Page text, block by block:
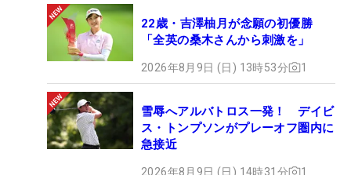
22歳・吉澤柚月が念願の初優勝
「全英の桑木さんから刺激を」
2026年8月9日 (日) 13時53分 1
雪辱へアルバトロス一発！ デイビ
ス・トンプソンがプレーオフ圏内に
急接近
2026年8月9日 (日) 14時31分 1